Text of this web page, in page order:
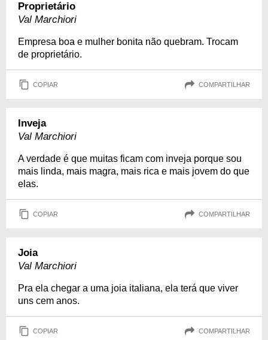
Proprietário
Val Marchiori
Empresa boa e mulher bonita não quebram. Trocam
de proprietário.
COPIAR COMPARTILHAR
Inveja
Val Marchiori
A verdade é que muitas ficam com inveja porque sou
mais linda, mais magra, mais rica e mais jovem do que
elas.
COPIAR COMPARTILHAR
Joia
Val Marchiori
Pra ela chegar a uma joia italiana, ela terá que viver
uns cem anos.
COPIAR COMPARTILHAR